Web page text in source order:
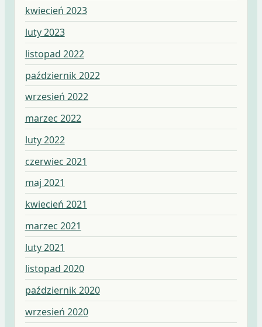
kwiecień 2023
luty 2023
listopad 2022
październik 2022
wrzesień 2022
marzec 2022
luty 2022
czerwiec 2021
maj 2021
kwiecień 2021
marzec 2021
luty 2021
listopad 2020
październik 2020
wrzesień 2020